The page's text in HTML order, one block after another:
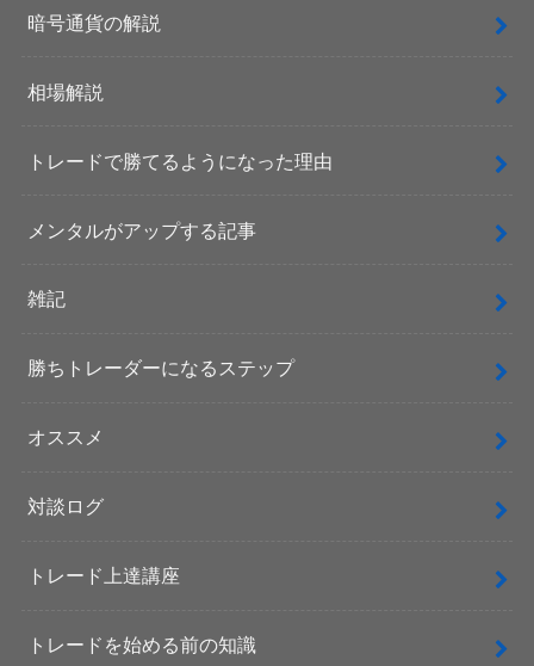
暗号通貨の解説
相場解説
トレードで勝てるようになった理由
メンタルがアップする記事
雑記
勝ちトレーダーになるステップ
オススメ
対談ログ
トレード上達講座
トレードを始める前の知識